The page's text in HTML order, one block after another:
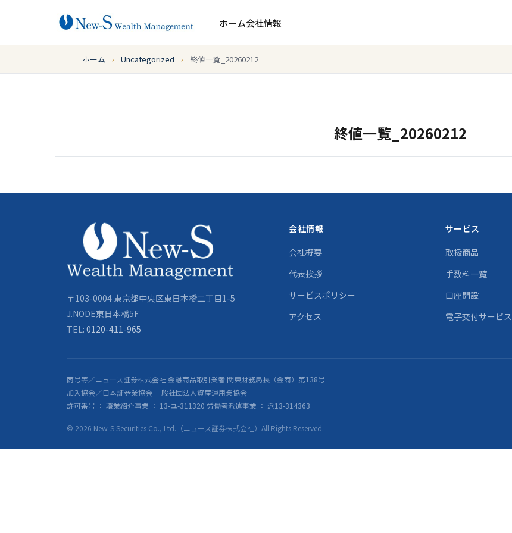
ホーム会社情報
ホーム › Uncategorized › 終値一覧_20260212
終値一覧_20260212
〒103-0004 東京都中央区東日本橋二丁目1-5
J.NODE東日本橋5F
TEL: 0120-411-965
会社情報
会社概要
代表挨拶
サービスポリシー
アクセス
サービス
取扱商品
手数料一覧
口座開設
電子交付サービス
商号等／ニュース証券株式会社 金融商品取引業者 関東財務局長（金商）第138号
加入協会／日本証券業協会 一般社団法人資産運用業協会
許可番号 ： 職業紹介事業 ： 13-ユ-311320 労働者派遣事業 ： 派13-314363
© 2026 New-S Securities Co., Ltd.（ニュース証券株式会社）All Rights Reserved.